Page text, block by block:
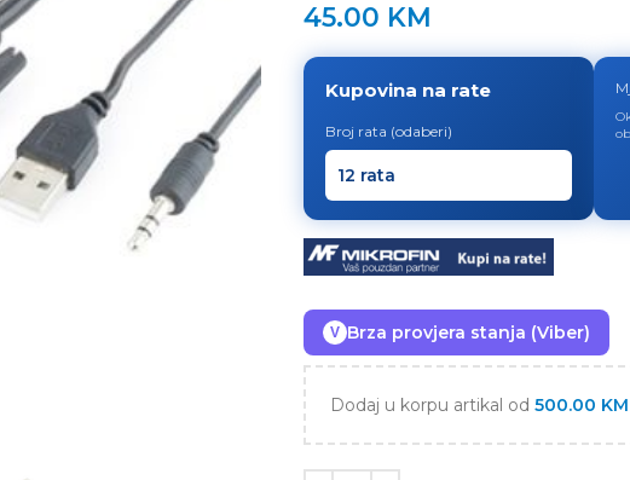
45.00 KM
Kupovina na rate
Broj rata (odaberi)
V Brza provjera stanja (Viber)
Dodaj u korpu artikal od 500.00 KM